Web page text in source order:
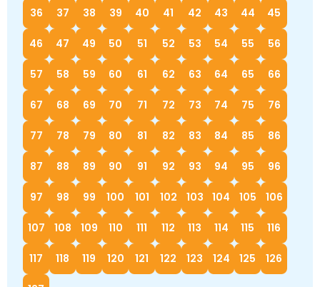
36 37 38 39 40 41 42 43 44 45
46 47 49 50 51 52 53 54 55 56
57 58 59 60 61 62 63 64 65 66
67 68 69 70 71 72 73 74 75 76
77 78 79 80 81 82 83 84 85 86
87 88 89 90 91 92 93 94 95 96
97 98 99 100 101 102 103 104 105 106
107 108 109 110 111 112 113 114 115 116
117 118 119 120 121 122 123 124 125 126